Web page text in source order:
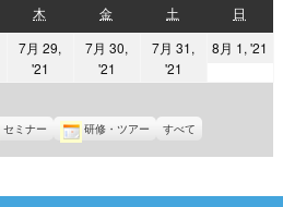
木
曜
日
金金
曜
日
土
曜
日
日
曜
日
7月 29,
'21
7
月
29
7月 30,
'21
7
月
30
7月 31,
'21
7
月
31
8月 1, '21
日
セミナー 研修・ツアー すべて